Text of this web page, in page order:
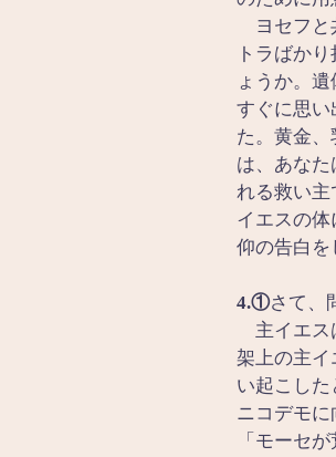
ヨセフと
トラばか
ょうか。
すぐに思い
た。黄金
は、あな
れる救い主
イエスの
仰の告白を
4.①さて、
主イエス
架上の主イ
い起こした
ニコデモに
「モーセ